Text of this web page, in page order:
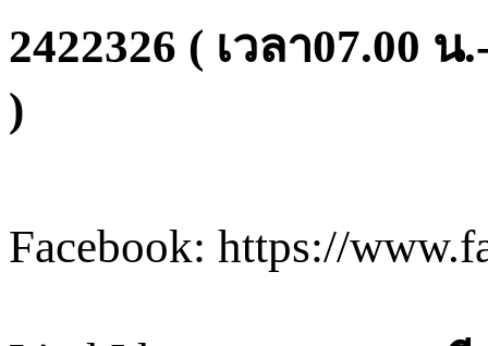
2422326 ( เวลา07.00 น
)
Facebook: https://